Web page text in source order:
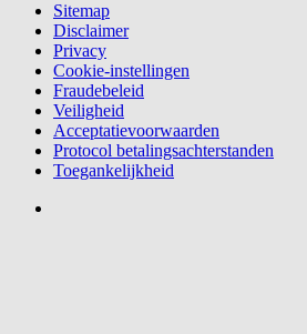
Sitemap
Disclaimer
Privacy
Cookie-instellingen
Fraudebeleid
Veiligheid
Acceptatievoorwaarden
Protocol betalingsachterstanden
Toegankelijkheid